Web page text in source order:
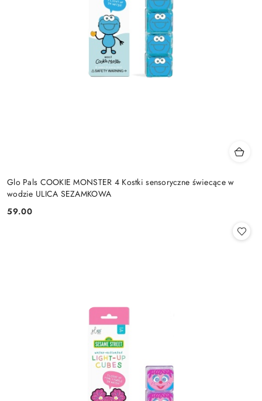
Glo Pals COOKIE MONSTER 4 Kostki sensoryczne świecące w
wodzie ULICA SEZAMKOWA
Cena:
59.00